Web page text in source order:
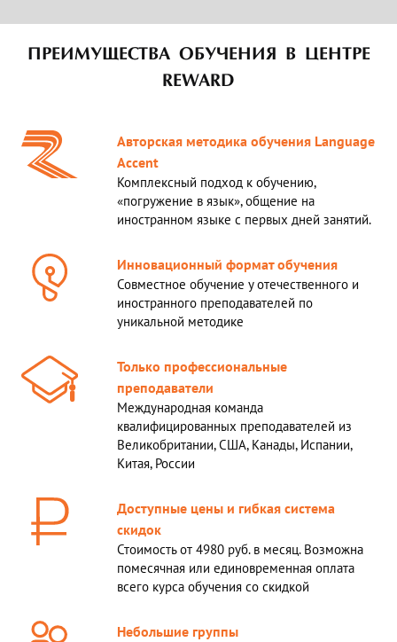
ПРЕИМУЩЕСТВА ОБУЧЕНИЯ В ЦЕНТРЕ
REWARD
Авторская методика обучения Language
Accent
Комплексный подход к обучению,
«погружение в язык», общение на
иностранном языке с первых дней занятий.
Инновационный формат обучения
Совместное обучение у отечественного и
иностранного преподавателей по
уникальной методике
Только профессиональные
преподаватели
Международная команда
квалифицированных преподавателей из
Великобритании, США, Канады, Испании,
Китая, России
Доступные цены и гибкая система
скидок
Стоимость от 4980 руб. в месяц. Возможна
помесячная или единовременная оплата
всего курса обучения со скидкой
Небольшие группы